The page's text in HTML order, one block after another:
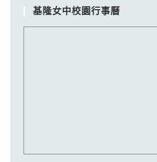
基隆女中校園行事曆